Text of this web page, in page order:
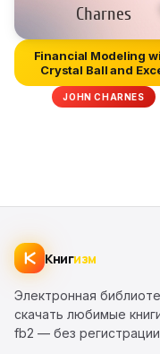
Financial Modeling
Crystal Ball and
JOHN CHARNES
Книгизм
Электронная
скачать любимые
fb2 — без